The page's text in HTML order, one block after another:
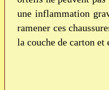
une inflammation
ramener ces
la couche de carton